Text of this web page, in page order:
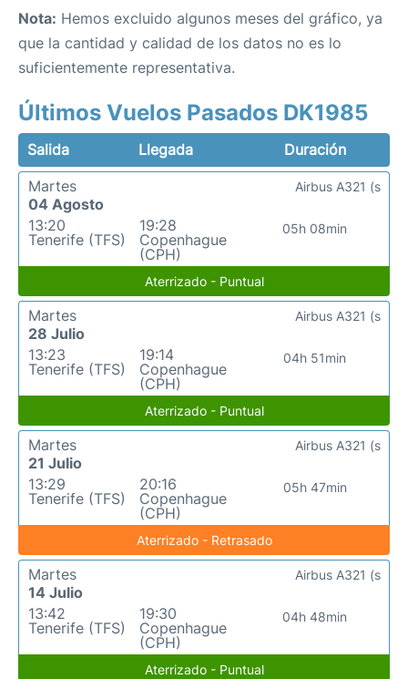
Nota: Hemos excluido algunos meses del gráfico, ya
que la cantidad y calidad de los datos no es lo
suficientemente representativa.
Últimos Vuelos Pasados DK1985
Salida Llegada
Duración
Martes
04 Agosto
13:20
Tenerife (TFS)
19:28
Copenhague
(CPH)
05h 08min
Airbus A321 (s
Aterrizado - Puntual
Martes
28 Julio
13:23
Tenerife (TFS)
19:14
Copenhague
(CPH)
04h 51min
Airbus A321 (s
Aterrizado - Puntual
Martes
21 Julio
13:29
Tenerife (TFS)
20:16
Copenhague
(CPH)
05h 47min
Airbus A321 (s
Aterrizado - Retrasado
Martes
14 Julio
13:42
Tenerife (TFS)
19:30
Copenhague
(CPH)
04h 48min
Airbus A321 (s
Aterrizado - Puntual